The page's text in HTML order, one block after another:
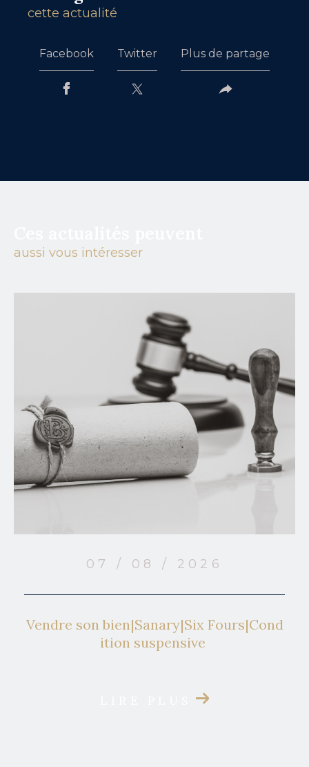
cette actualité
Facebook Twitter Plus de partage
aussi vous intéresser
07 / 08 / 2026
Vendre son bien|Sanary|Six Fours|Cond
ition suspensive